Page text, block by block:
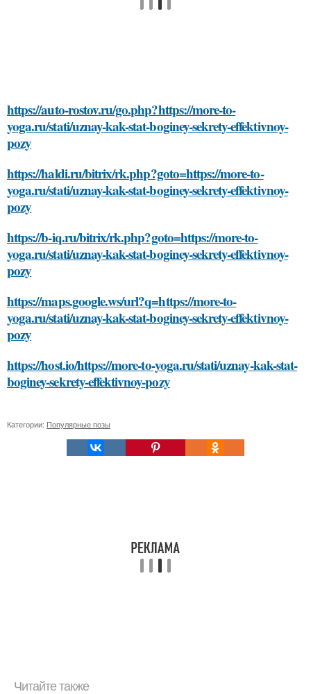
https://auto-rostov.ru/go.php?https://more-to-
yoga.ru/stati/uznay-kak-stat-boginey-sekrety-effektivnoy-
pozy
https://haldi.ru/bitrix/rk.php?goto=https://more-to-
yoga.ru/stati/uznay-kak-stat-boginey-sekrety-effektivnoy-
pozy
https://b-iq.ru/bitrix/rk.php?goto=https://more-to-
yoga.ru/stati/uznay-kak-stat-boginey-sekrety-effektivnoy-
pozy
https://maps.google.ws/url?q=https://more-to-
yoga.ru/stati/uznay-kak-stat-boginey-sekrety-effektivnoy-
pozy
https://host.io/https://more-to-yoga.ru/stati/uznay-kak-stat-
boginey-sekrety-effektivnoy-pozy
Категории: Популярные позы
Читайте также